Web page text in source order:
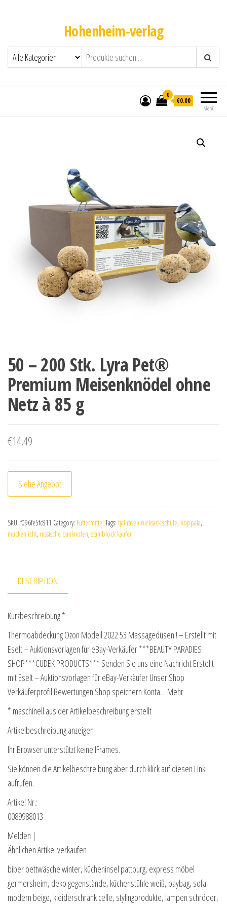
Hohenheim-verlag
Menü
0
€0.00
50 – 200 Stk. Lyra Pet®
Premium Meisenknödel ohne
Netz à 85 g
€14.49
Siehe Angebot
SKU: f096fe5fc811 Category: Futtermittel Tags: fjällräven rucksack schule, hoppala,
mückenlicht, russische banknoten, stahlblock kaufen
DESCRIPTION
Kurzbeschreibung *
Thermoabdeckung Ozon Modell 2022 53 Massagedüsen ! – Erstellt mit
Eselt – Auktionsvorlagen für eBay-Verkäufer ***BEAUTY PARADIES
SHOP***CUDEK PRODUCTS*** Senden Sie uns eine Nachricht Erstellt
mit Eselt – Auktionsvorlagen für eBay-Verkäufer Unser Shop
Verkäuferprofil Bewertungen Shop speichern Konta… Mehr
* maschinell aus der Artikelbeschreibung erstellt
Artikelbeschreibung anzeigen
Ihr Browser unterstützt keine IFrames.
Sie können die Artikelbeschreibung aber durch klick auf diesen Link
aufrufen.
Artikel Nr.:
0089988013
Melden |
Ähnlichen Artikel verkaufen
biber bettwäsche winter, kücheninsel pattburg, express möbel
germersheim, deko gegenstände, küchenstühle weiß, paybag, sofa
modern beige, kleiderschrank celle, stylingprodukte, lampen schröder,